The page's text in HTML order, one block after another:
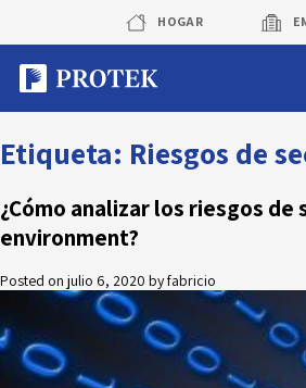
content
HOGAR
Sistema de alarmas
Sistema de
Protek Personas
Corredora de
Etiqueta: Riesgos de
¿Cómo analizar los riesgos
environment?
Posted on julio 6, 2020 byfabricio